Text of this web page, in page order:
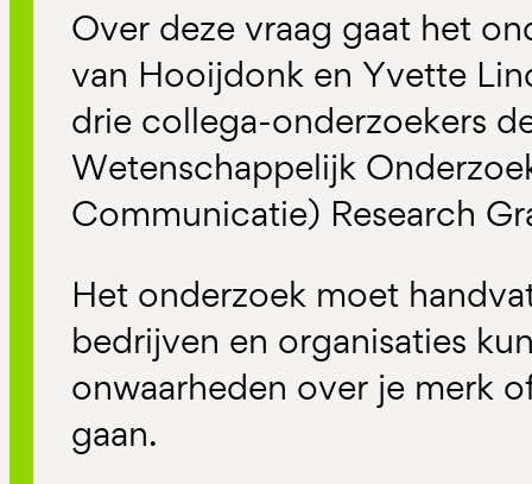
Over deze vraag gaat het
van Hooijdonk en Yvette
drie collega-onderzoekers
Wetenschappelijk
Communicatie) Research
Het onderzoek moet
bedrijven en organisaties
onwaarheden over je merk
gaan.